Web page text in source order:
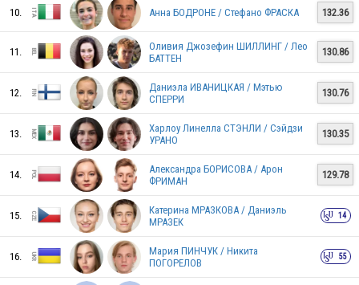
LTU
FRA
ITA
ITA
10. Анна БОДРОНЕ / Стефано ФРАСКА 132.36
11.
Оливия Джозефин ШИЛЛИНГ / Лео
БАТТЕН
130.86
12.
Даниэла ИВАНИЦКАЯ / Мэтью
СПЕРРИ
130.76
13.
Харлоу Линелла СТЭНЛИ / Сэйдзи
УРАНО
130.35
14.
Александра БОРИСОВА / Арон
ФРИМАН
129.78
15.
Катерина МРАЗКОВА / Даниэль
МРАЗЕК
14
16.
Мария ПИНЧУК / Никита
ПОГОРЕЛОВ
55